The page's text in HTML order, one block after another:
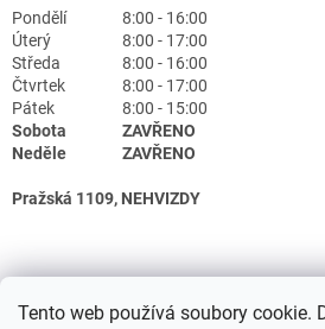
Tento web používá soubory cookie.
Pondělí
8:00 - 16:00
Úterý
8:00 - 17:00
Středa
8:00 - 16:00
Čtvrtek
8:00 - 17:00
Pátek
8:00 - 15:00
Sobota
ZAVŘENO
Neděle
ZAVŘENO
Pražská 1109, NEHVIZDY